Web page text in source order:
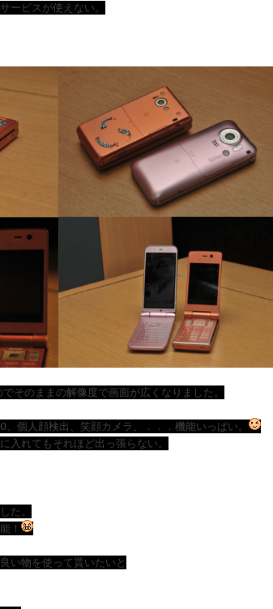
ービスが使えない。
そのままの解像度で画面が広くなりました。
個人顔検出、笑顔カメラ、．．．機能いっぱい。
入れてもそれほど出っ張らない。
た。
！
い物を使って貰いたいと